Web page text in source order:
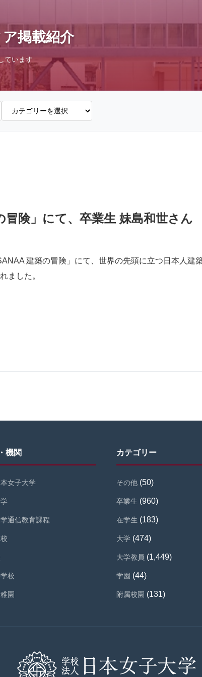
掲載紹介
ています
冒険」にて、卒業生 妹島和世さん
建築の冒険」にて、世界の先頭に立つ日本人建
ました。
機関
女子大学
通信教育課程
校
園
カテゴリー
その他 (50)
卒業生 (960)
在学生 (183)
大学 (474)
大学教員 (1,449)
学園 (44)
附属校園 (131)